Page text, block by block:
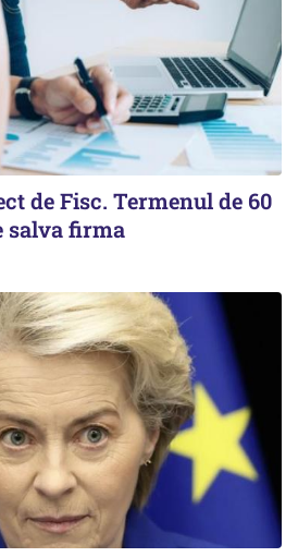
de Fisc. Termenul de 60
salva firma